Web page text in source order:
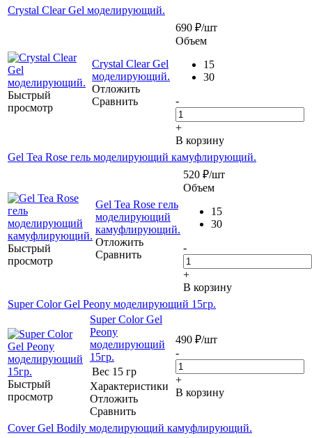
Crystal Clear Gel моделирующий.
Быстрый
просмотр
Crystal Clear Gel
моделирующий.
Отложить
Сравнить
690 ₽/шт
Объем
15
30
-
+
В корзину
Gel Tea Rose гель моделирующий камуфлирующий.
Быстрый
просмотр
Gel Tea Rose гель
моделирующий
камуфлирующий.
Отложить
Сравнить
520 ₽/шт
Объем
15
30
-
+
В корзину
Super Color Gel Peony моделирующий 15гр.
Быстрый
просмотр
Super Color Gel
Peony
моделирующий
15гр.
Вес 15 гр
Характеристики
Отложить
Сравнить
490 ₽/шт
-
+
В корзину
Cover Gel Bodily моделирующий камуфлирующий.